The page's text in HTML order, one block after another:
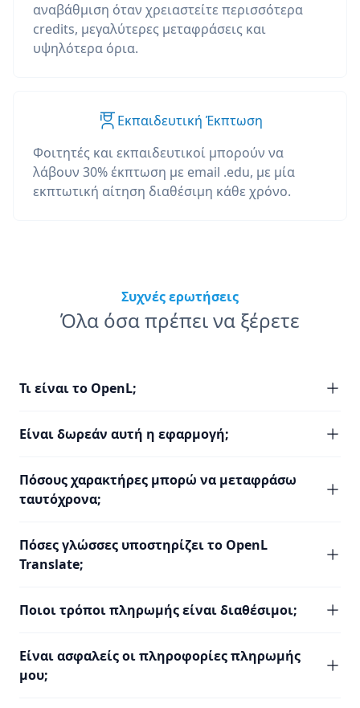
αναβάθμιση όταν χρειαστείτε περισσότερα
credits, μεγαλύτερες μεταφράσεις και
υψηλότερα όρια.
Εκπαιδευτική Έκπτωση
Φοιτητές και εκπαιδευτικοί μπορούν να
λάβουν 30% έκπτωση με email .edu, με μία
εκπτωτική αίτηση διαθέσιμη κάθε χρόνο.
Συχνές ερωτήσεις
Όλα όσα πρέπει να ξέρετε
Τι είναι το OpenL;
Είναι δωρεάν αυτή η εφαρμογή;
Πόσους χαρακτήρες μπορώ να μεταφράσω
ταυτόχρονα;
Πόσες γλώσσες υποστηρίζει το OpenL
Translate;
Ποιοι τρόποι πληρωμής είναι διαθέσιμοι;
Είναι ασφαλείς οι πληροφορίες πληρωμής
μου;